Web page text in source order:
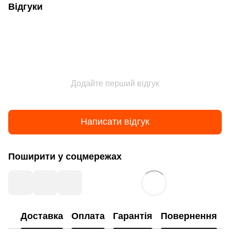
Відгуки
Додайте перший відгук
Написати відгук
Поширити у соцмережах
Доставка Оплата Гарантія Повернення